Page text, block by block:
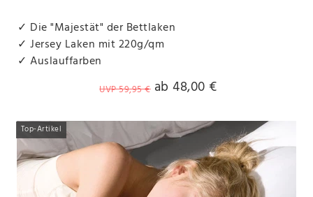
✓ Die "Majestät" der Bettlaken
✓ Jersey Laken mit 220g/qm
✓ Auslauffarben
UVP 59,95 € ab 48,00 €
Top-Artikel